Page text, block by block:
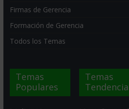
Firmas de Gerencia
Formación de Gerencia
Todos los Temas
Temas
Populares
Temas
Tendencia